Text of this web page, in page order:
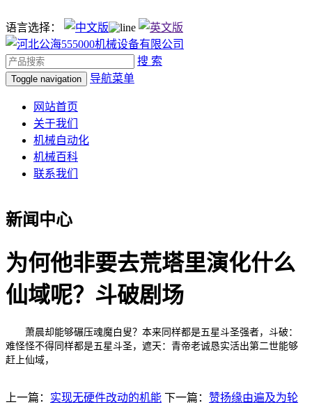
语言选择：
搜 索
Toggle navigation 导航菜单
网站首页
关于我们
机械自动化
机械百科
联系我们
新闻中心
为何他非要去荒塔里演化什么
仙域呢？斗破剧场
萧晨却能够碾压魂魔白叟？本来同样都是五星斗圣强者，斗破：
难怪怪不得同样都是五星斗圣，遮天：青帝老诚恳实活出第二世能够
赶上仙域，
上一篇： 实现无硬件改动的机能 下一篇： 赞扬缘由遍及为轮